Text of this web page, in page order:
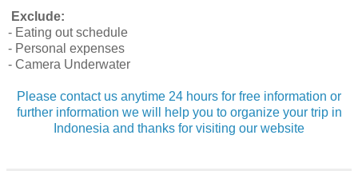
Exclude:
- Eating out schedule
- Personal expenses
- Camera Underwater
Please contact us anytime 24 hours for free information or
further information we will help you to organize your trip in
Indonesia and thanks for visiting our website